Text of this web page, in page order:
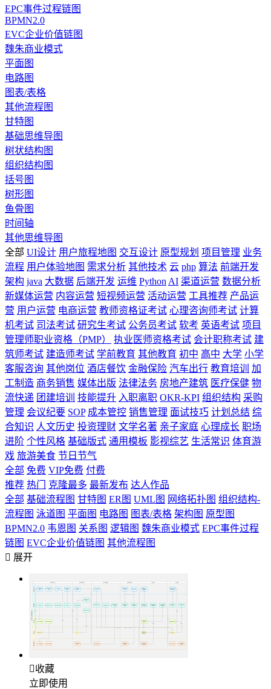
EPC事件过程链图
BPMN2.0
EVC企业价值链图
魏朱商业模式
平面图
电路图
图表/表格
其他流程图
甘特图
基础思维导图
树状结构图
组织结构图
括号图
树形图
鱼骨图
时间轴
其他思维导图
全部 UI设计 用户旅程地图 交互设计 原型规划 项目管理 业务
流程 用户体验地图 需求分析 其他技术 云 php 算法 前端开发
架构 java 大数据 后端开发 运维 Python AI 渠道运营 数据分析
新媒体运营 内容运营 短视频运营 活动运营 工具推荐 产品运
营 用户运营 电商运营 教师资格证考试 心理咨询师考试 计算
机考试 司法考试 研究生考试 公务员考试 软考 英语考试 项目
管理师职业资格（PMP）
执业医师资格考试 会计职称考试 建
筑师考试 建造师考试 学前教育 其他教育 初中 高中 大学 小学
客服咨询 其他岗位 酒店餐饮 金融保险 汽车出行 教育培训
加
工制造 商务销售 媒体出版 法律法务 房地产建筑 医疗保健 物
流快递 团建培训 技能提升 入职离职 OKR-KPI 组织结构 采购
管理 会议纪要 SOP 成本管控 销售管理 面试技巧 计划总结 综
合知识 人文历史 投资理财 文学名著 亲子家庭 心理成长 职场
进阶 个性风格 基础版式 通用模板 影视综艺 生活常识 体育游
戏 旅游美食 节日节气
全部 免费 VIP免费 付费
推荐 热门 克隆最多 最新发布 达人作品
全部 基础流程图 甘特图 ER图 UML图 网络拓扑图 组织结构-
流程图 泳道图 平面图 电路图 图表/表格 架构图 原型图
BPMN2.0 韦恩图 关系图 逻辑图 魏朱商业模式 EPC事件过程
链图 EVC企业价值链图 其他流程图
 展开
收藏
立即使用